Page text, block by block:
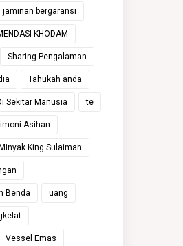
jaminan bergaransi
KHODAM
Sharing Pengalaman
Tahukah anda
Sekitar Manusia te
Asihan
King Sulaiman
Benda uang
Vessel Emas